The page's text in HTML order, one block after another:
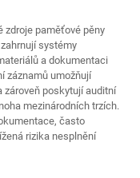
zdroje paměťové pěny
systémy
a dokumentaci
záznamů umožňují
zároveň poskytují auditní
mezinárodních trzích.
často
rizika nesplnění